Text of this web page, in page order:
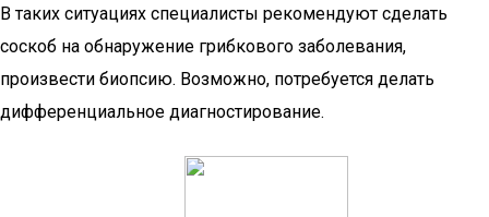
В таких ситуациях специалисты рекомендуют сделать
соскоб на обнаружение грибкового заболевания,
произвести биопсию. Возможно, потребуется делать
дифференциальное диагностирование.